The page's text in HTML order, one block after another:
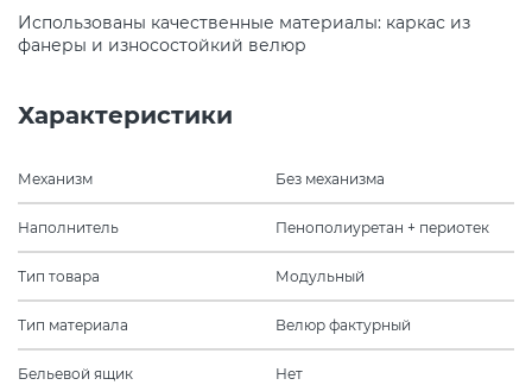
Использованы качественные материалы: каркас из
фанеры и износостойкий велюр
Характеристики
Механизм Без механизма
Наполнитель Пенополиуретан + периотек
Тип товара Модульный
Тип материала Велюр фактурный
Бельевой ящик Нет